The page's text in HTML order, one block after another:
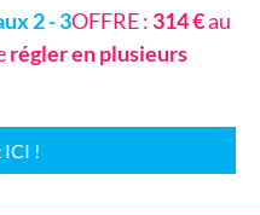
2 - 3OFFRE : 314 €au
régler en plusieurs
ICI !